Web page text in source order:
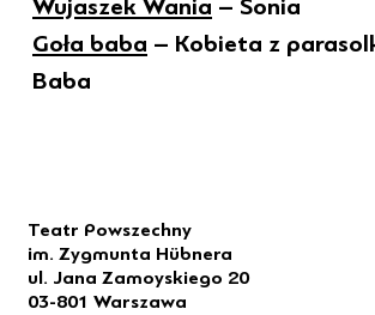
Wujaszek Wania – Sonia
Goła baba – Kobieta z
Baba
Teatr Powszechny
im. Zygmunta Hübnera
ul. Jana Zamoyskiego 20
03-801 Warszawa